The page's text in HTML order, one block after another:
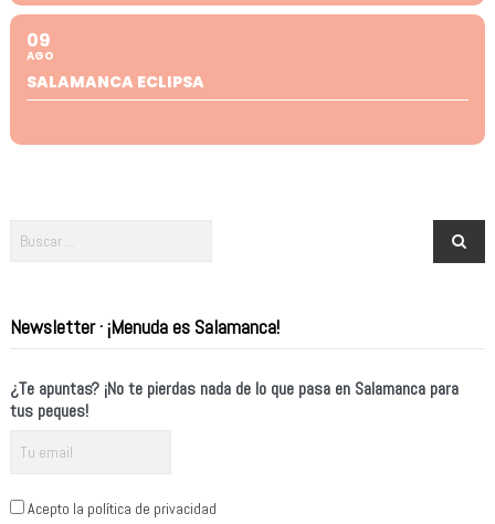
09
AGO
SALAMANCA ECLIPSA
Newsletter · ¡Menuda es Salamanca!
¿Te apuntas? ¡No te pierdas nada de lo que pasa en Salamanca para
tus peques!
Acepto la política de privacidad